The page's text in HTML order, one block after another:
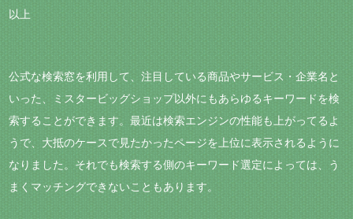
以上
公式な検索窓を利用して、注目している商品やサービス・企業名と
いった、ミスタービッグショップ以外にもあらゆるキーワードを検
索することができます。最近は検索エンジンの性能も上がってるよ
うで、大抵のケースで見たかったページを上位に表示されるように
なりました。それでも検索する側のキーワード選定によっては、う
まくマッチングできないこともあります。